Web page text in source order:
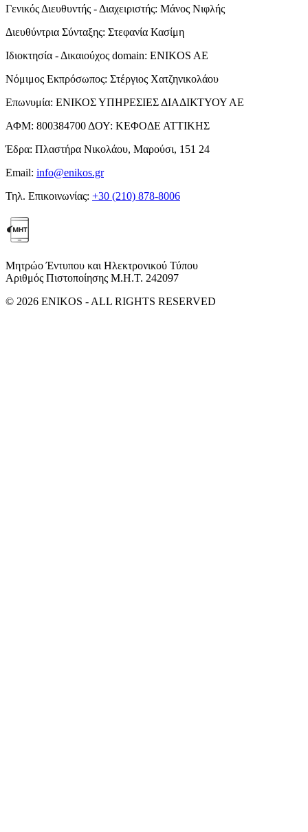
Γενικός Διευθυντής - Διαχειριστής: Μάνος Νιφλής
Διευθύντρια Σύνταξης: Στεφανία Κασίμη
Ιδιοκτησία - Δικαιούχος domain: ENIKOS AE
Νόμιμος Εκπρόσωπος: Στέργιος Χατζηνικολάου
Επωνυμία: ΕΝΙΚΟΣ ΥΠΗΡΕΣΙΕΣ ΔΙΑΔΙΚΤΥΟΥ ΑΕ
ΑΦΜ: 800384700 ΔΟΥ: ΚΕΦΟΔΕ ΑΤΤΙΚΗΣ
Έδρα: Πλαστήρα Νικολάου, Μαρούσι, 151 24
Email: info@enikos.gr
Τηλ. Επικοινωνίας: +30 (210) 878-8006
Μητρώο Έντυπου και Ηλεκτρονικού Τύπου
Αριθμός Πιστοποίησης Μ.Η.Τ. 242097
© 2026 ENIKOS - ALL RIGHTS RESERVED